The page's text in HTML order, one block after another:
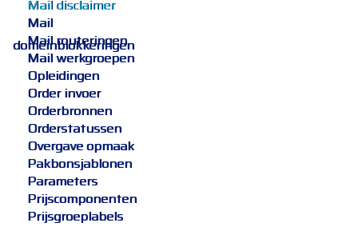
Mail disclaimer
Mail
domeinblokkeringen
Mail routeringen
Mail werkgroepen
Opleidingen
Order invoer
Orderbronnen
Orderstatussen
Overgave opmaak
Pakbonsjablonen
Parameters
Prijscomponenten
Prijsgroeplabels